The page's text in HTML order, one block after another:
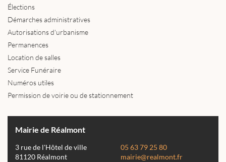
Élections
Démarches administratives
Autorisations d'urbanisme
Permanences
Location de salles
Service Funéraire
Numéros utiles
Permission de voirie ou de stationnement
Mairie de Réalmont
3 rue de l'Hôtel de ville
81120 Réalmont
05 63 79 25 80
mairie@realmont.fr